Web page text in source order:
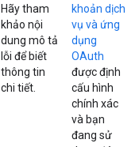
Hãy tham
khảo nội
dung mô tả
lỗi để biết
thông tin
chi tiết.
khoản dịch
vụ và ứng
dụng
OAuth
được định
cấu hình
chính xác
và bạn
đang sử